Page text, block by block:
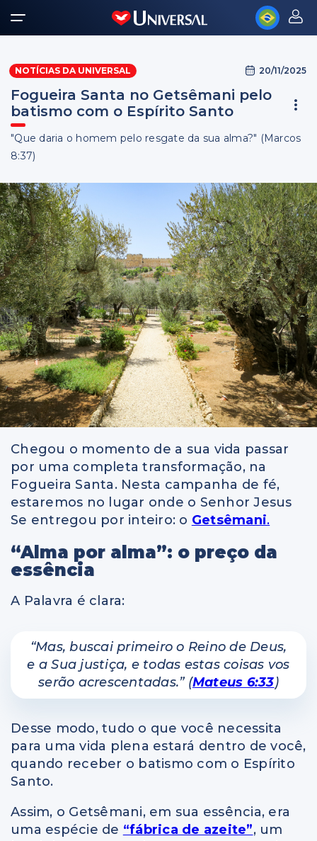
NOTÍCIAS DA UNIVERSAL 20/11/2025
Fogueira Santa no Getsêmani pelo
batismo com o Espírito Santo
"Que daria o homem pelo resgate da sua alma?" (Marcos
8:37)
Chegou o momento de a sua vida passar
por uma completa transformação, na
Fogueira Santa. Nesta campanha de fé,
estaremos no lugar onde o Senhor Jesus
Se entregou por inteiro: o Getsêmani.
“Alma por alma”: o preço da
essência
A Palavra é clara:
“Mas, buscai primeiro o Reino de Deus,
e a Sua justiça, e todas estas coisas vos
serão acrescentadas.” (Mateus 6:33)
Desse modo, tudo o que você necessita
para uma vida plena estará dentro de você,
quando receber o batismo com o Espírito
Santo.
Assim, o Getsêmani, em sua essência, era
uma espécie de “fábrica de azeite”, um